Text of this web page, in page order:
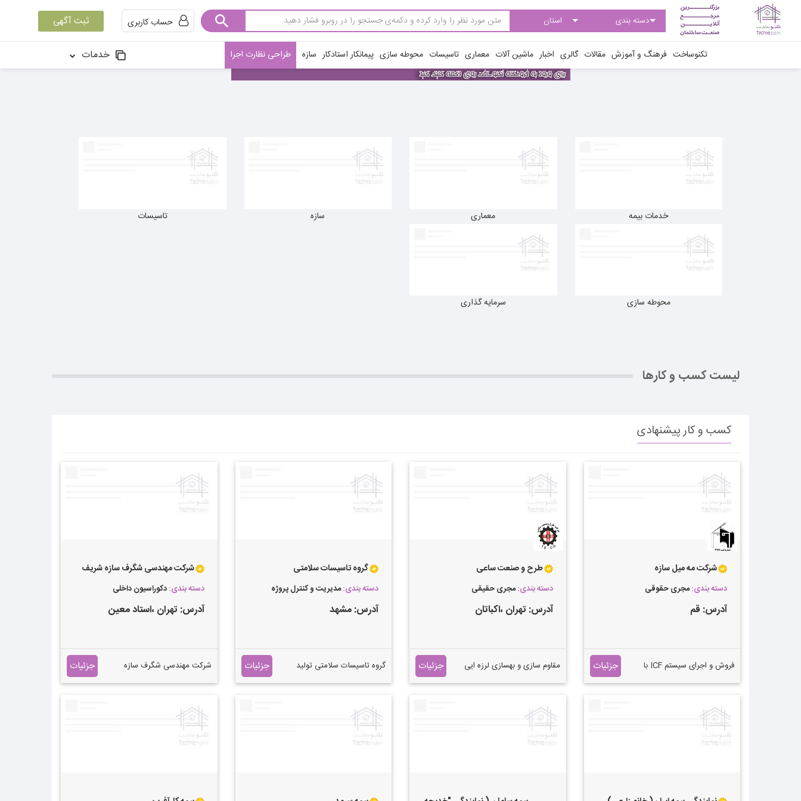
حساب کاربری ثبت آگهی
تکنوساخت فرهنگ و آموزش مقالات گالری اخبار ماشین آلات معماری تاسیسات محوطه سازی پیمانکار استادکار سازه طراحی نظارت اجرا خدمات
خدمات بیمه معماری سازه تاسیسات
محوطه سازی سرمایه گذاری
لیست کسب و کارها
کسب و کار پیشنهادی
شرکت مه میل سازه
دسته بندی:مجری حقوقی
آدرس: قم
فروش و اجرای سیستم ICF با
فروش و اجرای سقف با قالبهای
فوم لس فروش و اجرای سقف
عرشه فولادی اجرای نمای پلی
استایرن اجرای اسکلت بتنی
جزئیات
طرح و صنعت ساعی
دسته بندی:مجری حقیقی
آدرس: تهران ،اکباتان
مقاوم سازی و بهسازی لرزه ایی
سوراخکاری و کاشت بولت و انکر
بولت احداث پایل و میکرو پایل
جهت تقویت پی طراحی نظارت
جزئیات
گروه تاسیسات سلامتی
دسته بندی:مدیریت و کنترل پروژه
آدرس:مشهد
گروه تاسیسات سلامتی تولید
پیمانکار،مشاور و مجری
جزئیات
شرکت مهندسی شگرف سازه شریف
دسته بندی:دکوراسیون داخلی
آدرس: تهران ،استاد معین
شرکت مهندسی شگرف سازه
شهرداری پیمان مدیریت کلیه
پروژه های ساختمانی طراحی و
اجرا سیستم اعلام و اطفا حریق
تهیه برگه های حقیقی و حقوقی
جزئیات